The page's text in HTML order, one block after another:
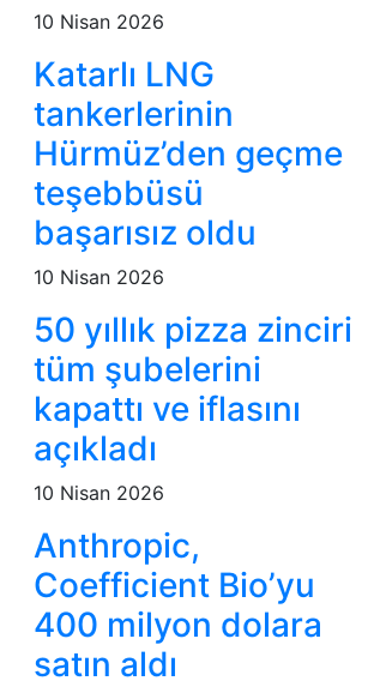
10 Nisan 2026
Katarlı LNG
tankerlerinin
Hürmüz’den geçme
teşebbüsü
başarısız oldu
10 Nisan 2026
50 yıllık pizza zinciri
tüm şubelerini
kapattı ve iflasını
açıkladı
10 Nisan 2026
Anthropic,
Coefficient Bio’yu
400 milyon dolara
satın aldı